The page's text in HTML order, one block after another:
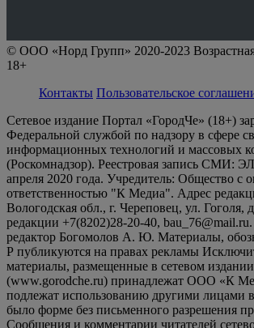
© ООО «Норд Групп» 2020-2023 Возрастная
18+
Контакты Пользовательское
Сетевое издание Портал «ГородЧе» (18+)
Федеральной службой по надзору в сфере
информационных технологий и массовых
(Роскомнадзор). Реестровая запись СМИ:
апреля 2020 года. Учредитель: Общество с
ответственностью "К Медиа". Адрес
Вологодская обл., г. Череповец, ул. Гоголя,
редакции +7(8202)28-20-40,
редактор Богомолов А. Ю. Материалы,
Р публикуются на правах рекламы
материалы, размещенные в сетевом
(www.gorodche.ru) принадлежат ООО «К
подлежат использованию другими лицами
было форме без письменного разрешения
Сообщения и комментарии читателей